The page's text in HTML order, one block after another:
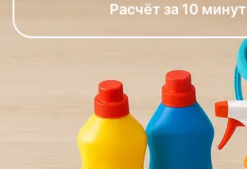
Расчёт за 10 минут